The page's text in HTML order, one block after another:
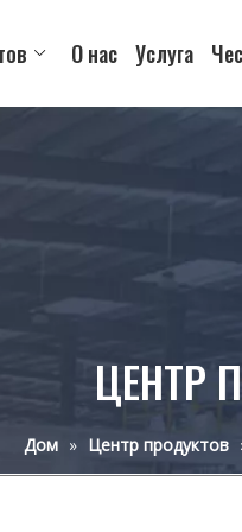
О нас Услуга
ЦЕНТР
Дом » Центр продуктов